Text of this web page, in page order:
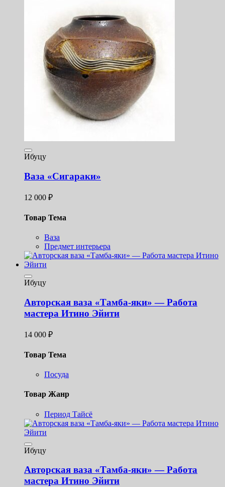
Ибуцу
Ваза «Сигараки»
12 000 ₽
Товар Тема
Ваза
Предмет интерьера
Ибуцу
Авторская ваза «Тамба-яки» — Работа
мастера Итино Эйити
14 000 ₽
Товар Тема
Посуда
Товар Жанр
Период Тайсё
Ибуцу
Авторская ваза «Тамба-яки» — Работа
мастера Итино Эйити